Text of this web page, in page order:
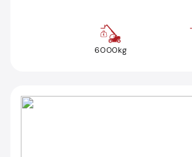
6000kg